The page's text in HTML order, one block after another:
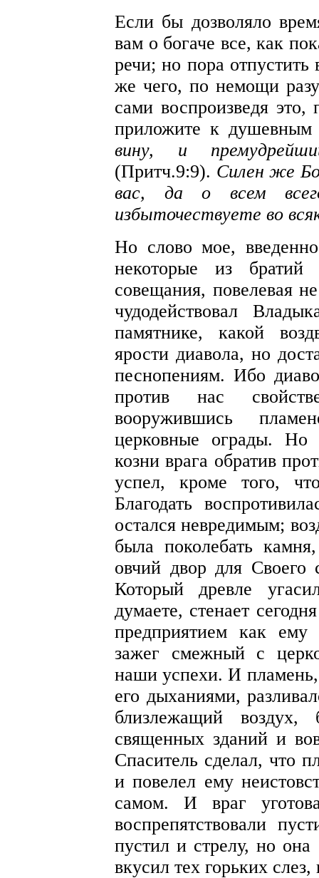
Если бы дозволяло
вам о богаче все, как
речи; но пора
же чего, по немощи
сами воспроизведя это,
приложите к
вину, и
(Притч.9:9). Силен же
вас, да о всем
избыточествуете во
Но слово мое,
некоторые из
совещания, повелевая
чудодействовал
памятнике, какой
ярости диавола, но
песнопениям. Ибо
против нас
вооружившись
церковные ограды. Но
козни врага обратив
успел, кроме того,
Благодать
остался невредимым;
была поколебать
овчий двор для
Который древле
думаете, стенает
предприятием как ему
зажег смежный с
наши успехи. И
его дыханиями,
близлежащий воздух,
священных зданий и
Спаситель сделал, что
и повелел ему
самом. И враг
воспрепятствовали
пустил и стрелу, но
вкусил тех горьких